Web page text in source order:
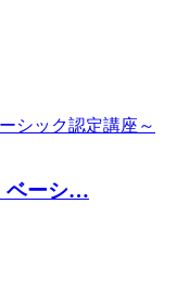
ベーシ…